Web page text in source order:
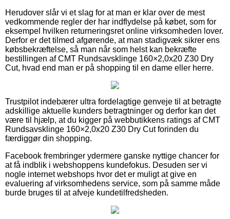
Herudover slår vi et slag for at man er klar over de mest
vedkommende regler der har indflydelse på købet, som for
eksempel hvilken returneringsret online virksomheden lover.
Derfor er det tilmed afgørende, at man stadigvæk sikrer ens
købsbekræftelse, så man når som helst kan bekræfte
bestillingen af CMT Rundsavsklinge 160×2,0x20 Z30 Dry
Cut, hvad end man er på shopping til en dame eller herre.
Trustpilot indebærer ultra fordelagtige genveje til at betragte
adskillige aktuelle kunders betragtninger og derfor kan det
være til hjælp, at du kigger på webbutikkens ratings af CMT
Rundsavsklinge 160×2,0x20 Z30 Dry Cut forinden du
færdiggør din shopping.
Facebook frembringer ydermere ganske nyttige chancer for
at få indblik i webshoppens kundefokus. Desuden ser vi
nogle internet webshops hvor det er muligt at give en
evaluering af virksomhedens service, som på samme måde
burde bruges til at afveje kundetilfredsheden.